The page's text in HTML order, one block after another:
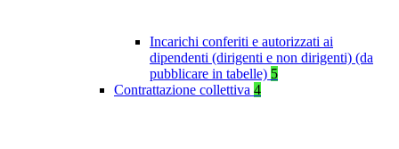
Incarichi conferiti e autorizzati ai
dipendenti (dirigenti e non dirigenti) (da
pubblicare in tabelle) 5
Contrattazione collettiva 4